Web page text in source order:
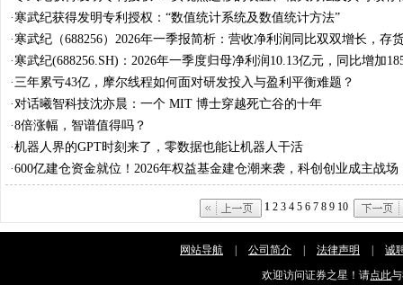
· 寒武纪获得发明专利授权：“数值统计系统及数值统计方法”
· 寒武纪（688256）2026年一季报简析：营收净利润同比双双增长，存
· 寒武纪(688256.SH)：2026年一季度归母净利润10.13亿元，同比增加
· 三年累亏43亿，摩尔线程如何面对研发投入与盈利平衡难题？
· 对话曦智科技沈亦晨：一个 MIT 博士穿越死亡谷的十年
·8倍涨幅，智谱值得吗？
·机器人界的GPT时刻来了，零数据也能让机器人干活
·600亿建仓资金就位！2026年权益基金建仓潮来袭，科创创业成主战场
1 2 3 4 5 6 7 8 9 10
网站导航 | 公司简介 | 法律声明 |
诚
欢迎访问证券之星！请点此